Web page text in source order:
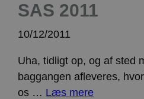
SAS 2011
10/12/2011
Uha, tidligt op, og af sted
baggangen afleveres,
os … Læs mere